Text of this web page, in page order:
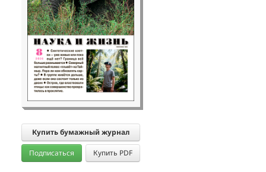
Купить бумажный журнал
Подписаться Купить PDF